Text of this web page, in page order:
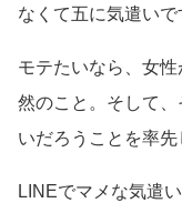
なくて五に気遣いで
モテたいなら、女
然のこと。そして
いだろうことを率先
LINEでマメな気遣